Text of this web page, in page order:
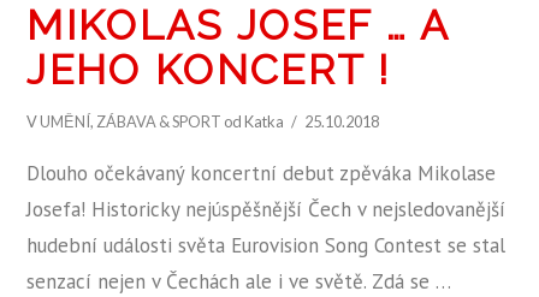
MIKOLAS JOSEF … A
JEHO KONCERT !
VUMĚNÍ, ZÁBAVA & SPORT od Katka 25.10.2018
Dlouho očekávaný koncertní debut zpěváka Mikolase
Josefa! Historicky nejúspěšnější Čech v nejsledovanější
hudební události světa Eurovision Song Contest se stal
senzací nejen v Čechách ale i ve světě. Zdá se …